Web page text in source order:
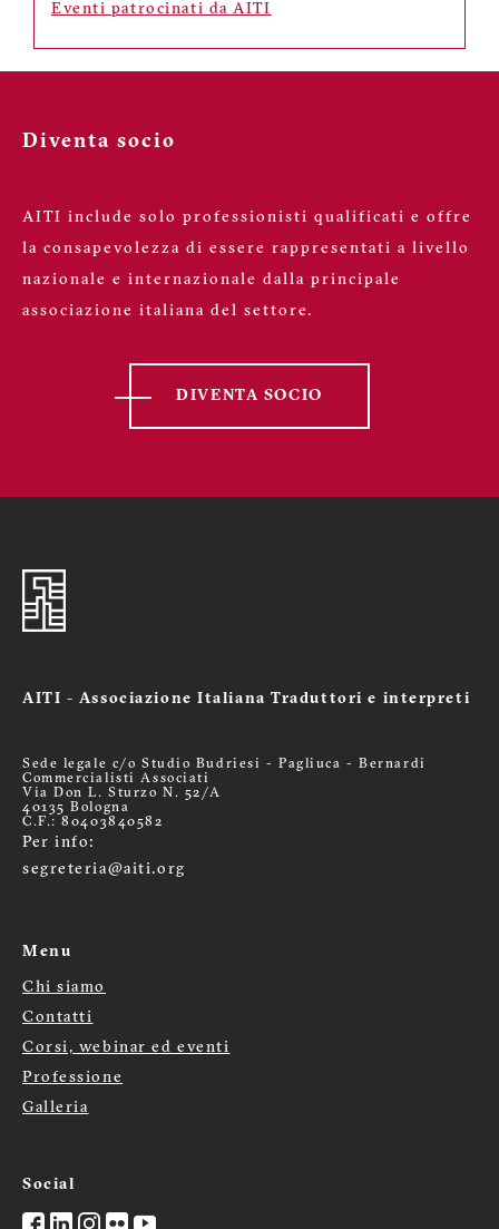
Eventi patrocinati da AITI
Diventa socio
AITI include solo professionisti qualificati e offre
la consapevolezza di essere rappresentati a livello
nazionale e internazionale dalla principale
associazione italiana del settore.
DIVENTA SOCIO
AITI - Associazione Italiana Traduttori e interpreti
Sede legale c/o Studio Budriesi - Pagliuca - Bernardi
Commercialisti Associati
Via Don L. Sturzo N. 52/A
40135 Bologna
C.F.: 80403840582
Per info:
segreteria@aiti.org
Menu
Menù
footer
Chi siamo
Contatti
Corsi, webinar ed eventi
Professione
Galleria
Social